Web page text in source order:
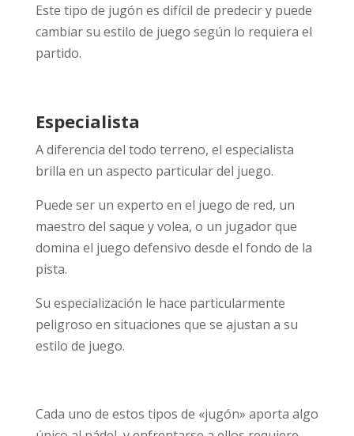
Este tipo de jugón es difícil de predecir y puede
cambiar su estilo de juego según lo requiera el
partido.
Especialista
A diferencia del todo terreno, el especialista
brilla en un aspecto particular del juego.
Puede ser un experto en el juego de red, un
maestro del saque y volea, o un jugador que
domina el juego defensivo desde el fondo de la
pista.
Su especialización le hace particularmente
peligroso en situaciones que se ajustan a su
estilo de juego.
Cada uno de estos tipos de «jugón» aporta algo